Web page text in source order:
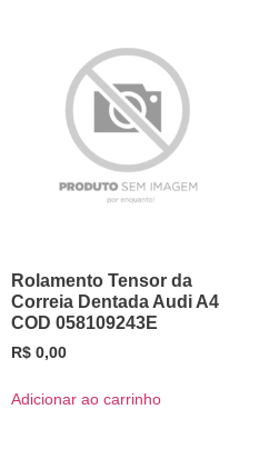
Rolamento Tensor da
Correia Dentada Audi A4
COD 058109243E
R$ 0,00
Adicionar ao carrinho